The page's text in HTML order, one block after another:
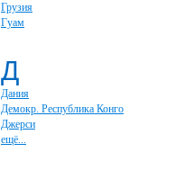
Грузия
Гуам
Д
Дания
Демокр. Республика Конго
Джерси
ещё...